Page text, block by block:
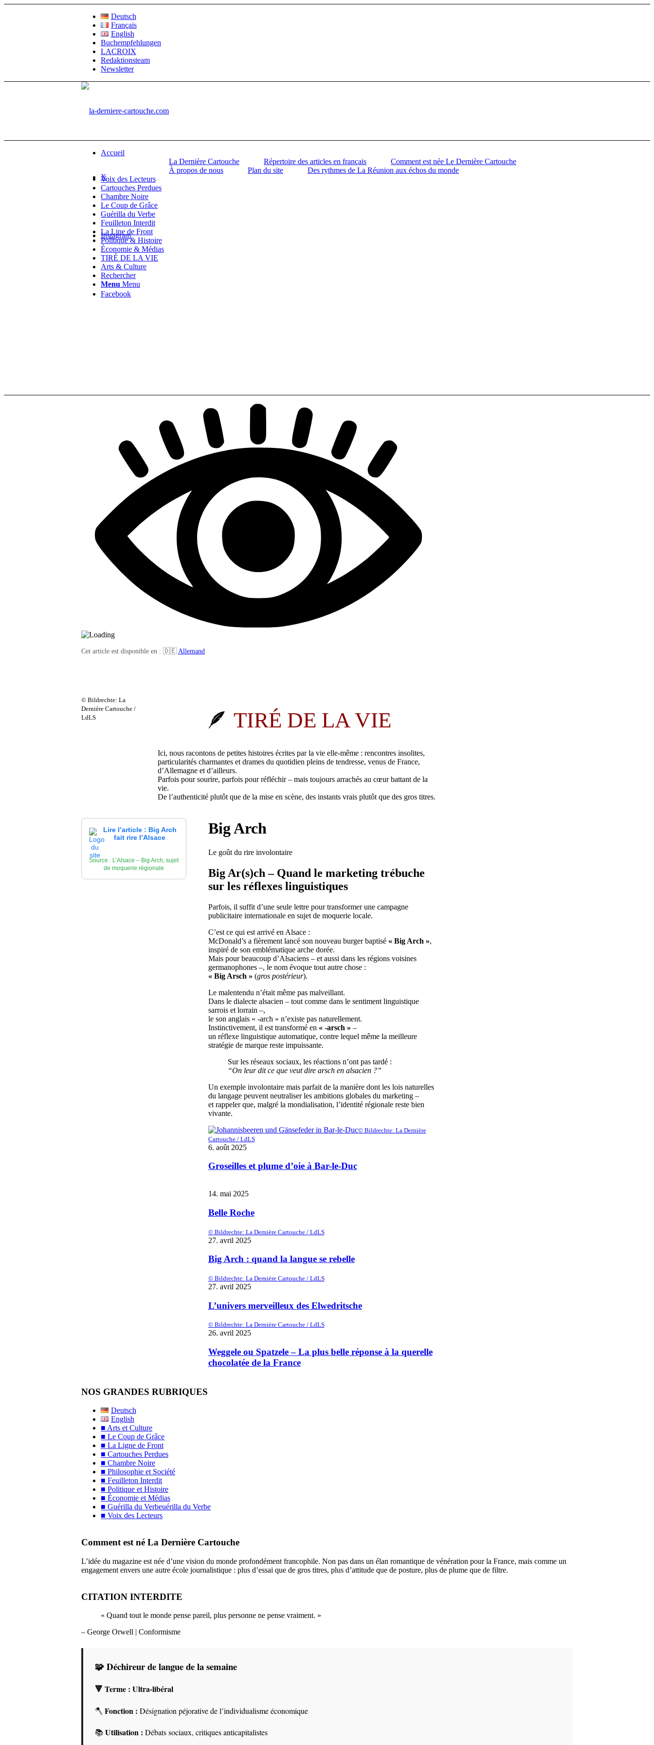
Deutsch
Français
English
Buchempfehlungen
LACROIX
Redaktionsteam
Newsletter
X
Instagram
Facebook
Accueil
La Dernière Cartouche
Répertoire des articles en français
Comment est née Le Dernière Cartouche
À propos de nous
Plan du site
Des rythmes de La Réunion aux échos du monde
Voix des Lecteurs
Cartouches Perdues
Chambre Noire
Le Coup de Grâce
Guérilla du Verbe
Feuilleton Interdit
La Line de Front
Politique & Histoire
Économie & Médias
TIRÉ DE LA VIE
Arts & Culture
Rechercher
Menu Menu
Cet article est disponible en : 🇩🇪Allemand
© Bildrechte: La
Dernière Cartouche /
LdLS
🪶 TIRÉ DE LA VIE
Ici, nous racontons de petites histoires écrites par la vie elle-même : rencontres insolites,
particularités charmantes et drames du quotidien pleins de tendresse, venus de France,
d’Allemagne et d’ailleurs.
Parfois pour sourire, parfois pour réfléchir – mais toujours arrachés au cœur battant de la
vie.
De l’authenticité plutôt que de la mise en scène, des instants vrais plutôt que des gros titres.
Lire l’article : Big Arch
fait rire l’Alsace
Source : L’Alsace – Big Arch, sujet
de moquerie régionale
Big Arch
Le goût du rire involontaire
Big Ar(s)ch – Quand le marketing trébuche
sur les réflexes linguistiques
Parfois, il suffit d’une seule lettre pour transformer une campagne
publicitaire internationale en sujet de moquerie locale.
C’est ce qui est arrivé en Alsace :
McDonald’s a fièrement lancé son nouveau burger baptisé « Big Arch »,
inspiré de son emblématique arche dorée.
Mais pour beaucoup d’Alsaciens – et aussi dans les régions voisines
germanophones –, le nom évoque tout autre chose :
« Big Arsch » (gros postérieur).
Le malentendu n’était même pas malveillant.
Dans le dialecte alsacien – tout comme dans le sentiment linguistique
sarrois et lorrain –,
le son anglais « -arch » n’existe pas naturellement.
Instinctivement, il est transformé en « -arsch » –
un réflexe linguistique automatique, contre lequel même la meilleure
stratégie de marque reste impuissante.
Sur les réseaux sociaux, les réactions n’ont pas tardé :
“On leur dit ce que veut dire arsch en alsacien ?”
Un exemple involontaire mais parfait de la manière dont les lois naturelles
du langage peuvent neutraliser les ambitions globales du marketing –
et rappeler que, malgré la mondialisation, l’identité régionale reste bien
vivante.
© Bildrechte: La Dernière
Cartouche / LdLS
6. août 2025
Groseilles et plume d’oie à Bar-le-Duc
14. mai 2025
Belle Roche
© Bildrechte: La Dernière Cartouche / LdLS
27. avril 2025
Big Arch : quand la langue se rebelle
© Bildrechte: La Dernière Cartouche / LdLS
27. avril 2025
L’univers merveilleux des Elwedritsche
© Bildrechte: La Dernière Cartouche / LdLS
26. avril 2025
Weggele ou Spatzele – La plus belle réponse à la querelle
chocolatée de la France
NOS GRANDES RUBRIQUES
Deutsch
English
■ Arts et Culture
■ Le Coup de Grâce
■ La Ligne de Front
■ Cartouches Perdues
■ Chambre Noire
■ Philosophie et Société
■ Feuilleton Interdit
■ Politique et Histoire
■ Économie et Médias
■ Guérilla du Verbeuérilla du Verbe
■ Voix des Lecteurs
Comment est né La Dernière Cartouche
L’idée du magazine est née d’une vision du monde profondément francophile. Non pas dans un élan romantique de vénération pour la France, mais comme un
engagement envers une autre école journalistique : plus d’essai que de gros titres, plus d’attitude que de posture, plus de plume que de filtre.
CITATION INTERDITE
« Quand tout le monde pense pareil, plus personne ne pense vraiment. »
– George Orwell | Conformisme
🧩 Déchireur de langue de la semaine
🔻 Terme : Ultra-libéral
🪓 Fonction : Désignation péjorative de l’individualisme économique
📚Utilisation : Débats sociaux, critiques anticapitalistes